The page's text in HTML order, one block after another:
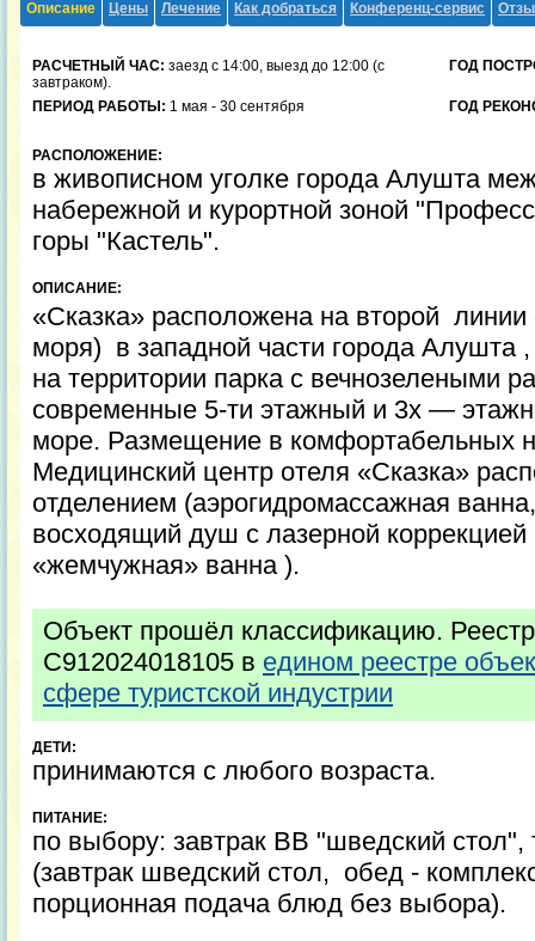
Описание Цены Лечение Как добраться Конференц-сервис
РАСЧЕТНЫЙ ЧАС: заезд с 14:00, выезд до 12:00 (с
завтраком).
ГОД
ПЕРИОД РАБОТЫ: 1 мая - 30 сентября ГОД
РАСПОЛОЖЕНИЕ:
в живописном уголке города Алушта
набережной и курортной зоной
горы "Кастель".
ОПИСАНИЕ:
«Сказка» расположена на второй
моря) в западной части города Алушта
на территории парка с вечнозелеными
современные 5-ти этажный и 3х —
море. Размещение в комфортабельных
Медицинский центр отеля «Сказка»
отделением (аэрогидромассажная
восходящий душ с лазерной коррекцией
«жемчужная» ванна ).
Объект прошёл классификацию.
С912024018105 в едином реестре
сфере туристской индустрии
ДЕТИ:
принимаются с любого возраста.
ПИТАНИЕ:
по выбору: завтрак ВВ "шведский стол",
(завтрак шведский стол, обед -
порционная подача блюд без выбора).